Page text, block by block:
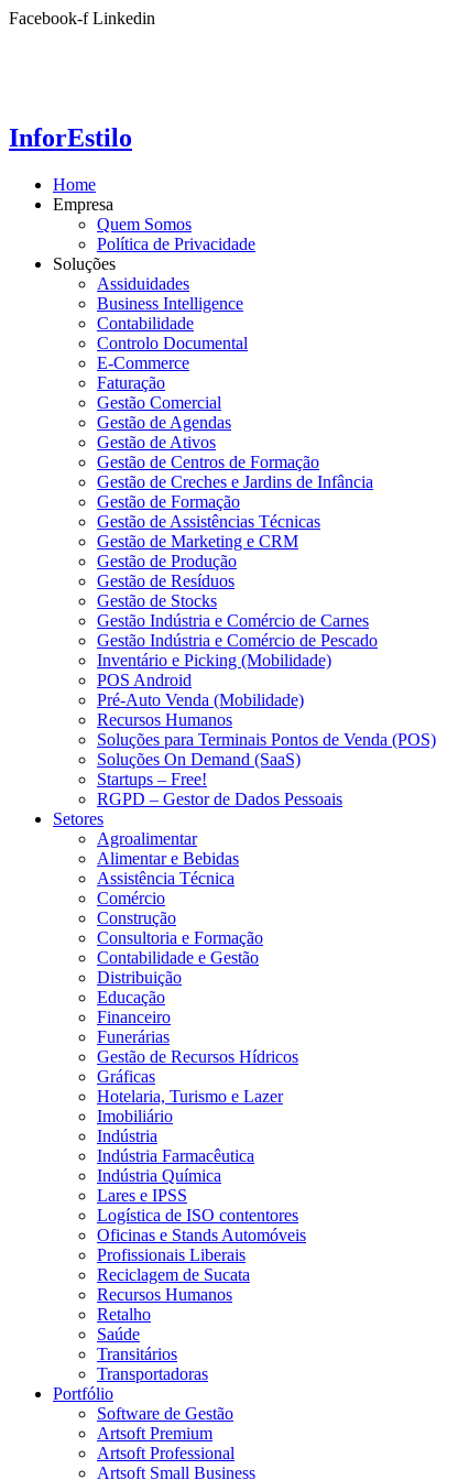
Ir
Facebook-f Linkedin
InforEstilo
Home
Empresa
Quem Somos
Política de Privacidade
Soluções
Assiduidades
Business Intelligence
Contabilidade
Controlo Documental
E-Commerce
Faturação
Gestão Comercial
Gestão de Agendas
Gestão de Ativos
Gestão de Centros de Formação
Gestão de Creches e Jardins de Infância
Gestão de Formação
Gestão de Assistências Técnicas
Gestão de Marketing e CRM
Gestão de Produção
Gestão de Resíduos
Gestão de Stocks
Gestão Indústria e Comércio de Carnes
Gestão Indústria e Comércio de Pescado
Inventário e Picking (Mobilidade)
POS Android
Pré-Auto Venda (Mobilidade)
Recursos Humanos
Soluções para Terminais Pontos de Venda (POS)
Soluções On Demand (SaaS)
Startups – Free!
RGPD – Gestor de Dados Pessoais
Setores
Agroalimentar
Alimentar e Bebidas
Assistência Técnica
Comércio
Construção
Consultoria e Formação
Contabilidade e Gestão
Distribuição
Educação
Financeiro
Funerárias
Gestão de Recursos Hídricos
Gráficas
Hotelaria, Turismo e Lazer
Imobiliário
Indústria
Indústria Farmacêutica
Indústria Química
Lares e IPSS
Logística de ISO contentores
Oficinas e Stands Automóveis
Profissionais Liberais
Reciclagem de Sucata
Recursos Humanos
Retalho
Saúde
Transitários
Transportadoras
Portfólio
Software de Gestão
Artsoft Premium
Artsoft Professional
Artsoft Small Business